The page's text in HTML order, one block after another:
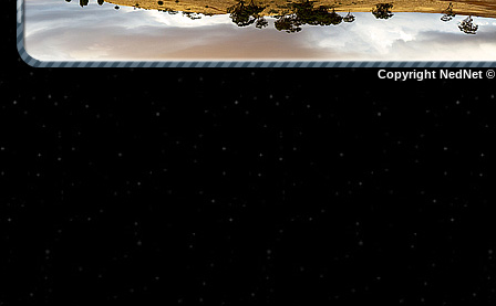
Copyright NedNet